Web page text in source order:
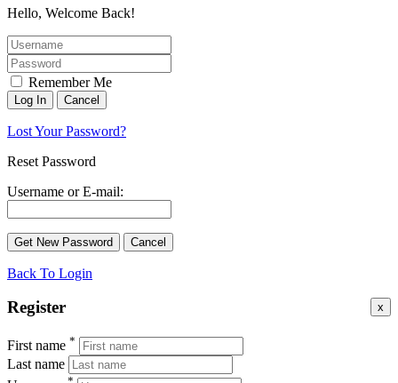
Hello, Welcome Back!
Remember Me
Lost Your Password?
Reset Password
Username or E-mail:
Back To Login
x
Register
First name *
Last name